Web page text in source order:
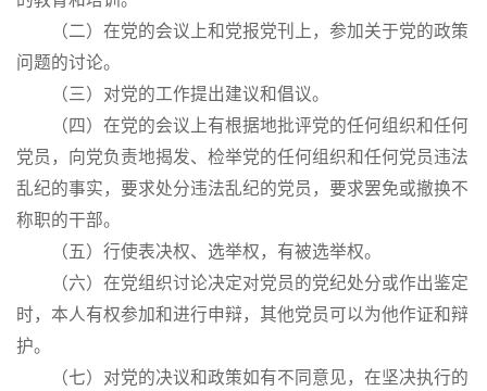
（二）在党的会议上和党报党刊上，参加关于党的政策
问题的讨论。
（三）对党的工作提出建议和倡议。
（四）在党的会议上有根据地批评党的任何组织和任何
党员，向党负责地揭发、检举党的任何组织和任何党员违法
乱纪的事实，要求处分违法乱纪的党员，要求罢免或撤换不
称职的干部。
（五）行使表决权、选举权，有被选举权。
（六）在党组织讨论决定对党员的党纪处分或作出鉴定
时，本人有权参加和进行申辩，其他党员可以为他作证和辩
护。
（七）对党的决议和政策如有不同意见，在坚决执行的